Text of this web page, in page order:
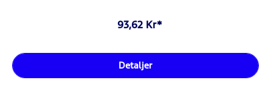
93,62 Kr*
Detaljer